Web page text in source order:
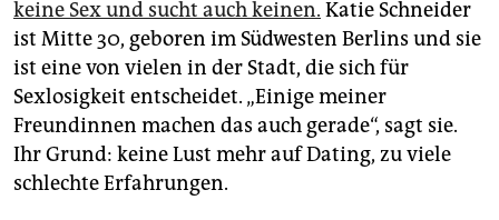
keine Sex und sucht auch keinen. Katie Schneider
ist Mitte 30, geboren im Südwesten Berlins und sie
ist eine von vielen in der Stadt, die sich für
Sexlosigkeit entscheidet. „Einige meiner
Freundinnen machen das auch gerade“, sagt sie.
Ihr Grund: keine Lust mehr auf Dating, zu viele
schlechte Erfahrungen.